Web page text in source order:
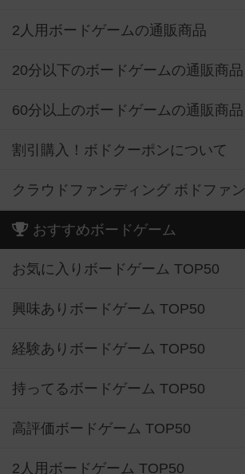
2人用ボードゲームの通販商品
20分以下のボードゲームの通販商品
60分以上のボードゲームの通販商品
割引購入！ボドクーポンについて
クラウドファンディング ボドファン
おすすめボードゲーム
お気に入りボードゲーム TOP50
興味ありボードゲーム TOP50
経験ありボードゲーム TOP50
持ってるボードゲーム TOP50
高評価ボードゲーム TOP50
2人用ボードゲーム TOP50